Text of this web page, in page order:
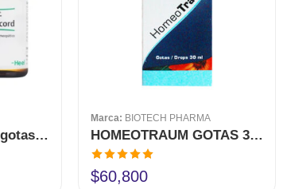
Nuxeel Homaccord gotas 30 ml HEEL
Marca: BIOTECH PHARMA
HOMEOTRAUM GOTAS 30 ML BIOTECH
Valorado en
5.00de 5
$60,800